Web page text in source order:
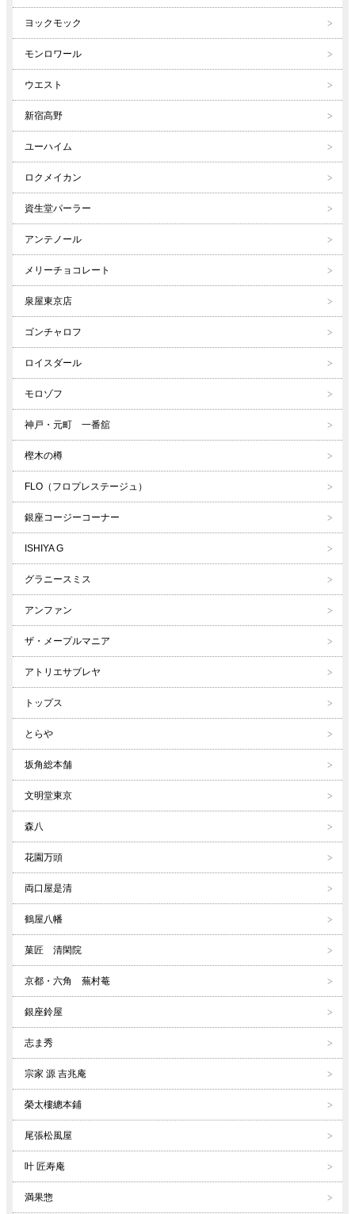
ヨックモック
モンロワール
ウエスト
新宿高野
ユーハイム
ロクメイカン
資生堂パーラー
アンテノール
メリーチョコレート
泉屋東京店
ゴンチャロフ
ロイスダール
モロゾフ
神戸・元町 一番舘
樫木の樽
FLO（フロプレステージュ）
銀座コージーコーナー
ISHIYA G
グラニースミス
アンファン
ザ・メープルマニア
アトリエサブレヤ
トップス
とらや
坂角総本舗
文明堂東京
森八
花園万頭
両口屋是清
鶴屋八幡
菓匠 清閑院
京都・六角 蕪村菴
銀座鈴屋
志ま秀
宗家 源 吉兆庵
榮太樓總本鋪
尾張松風屋
叶 匠寿庵
満果惣